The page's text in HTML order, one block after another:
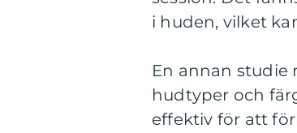
i huden, vilket
En annan studie
hudtyper och
effektiv för att